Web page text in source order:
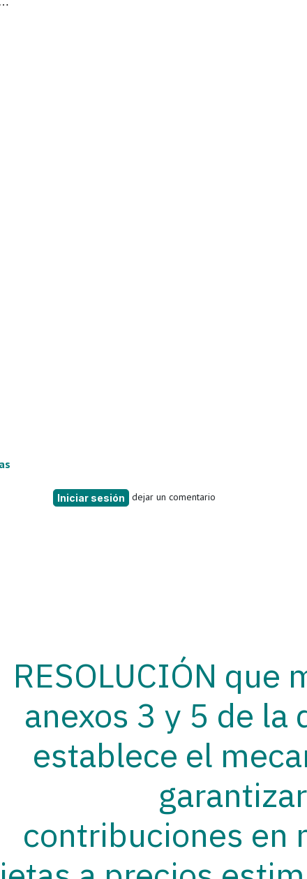
Iniciar sesión dejar un comentario
RESOLUCIÓN que
anexos 3 y 5 de la
establece el
contribuciones en